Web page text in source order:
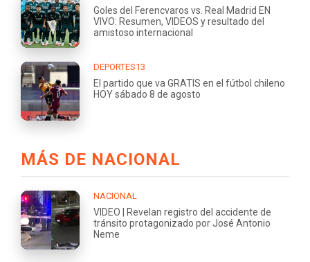
Goles del Ferencvaros vs. Real Madrid EN
VIVO: Resumen, VIDEOS y resultado del
amistoso internacional
DEPORTES13
El partido que va GRATIS en el fútbol chileno
HOY sábado 8 de agosto
MÁS DE NACIONAL
NACIONAL
VIDEO | Revelan registro del accidente de
tránsito protagonizado por José Antonio
Neme